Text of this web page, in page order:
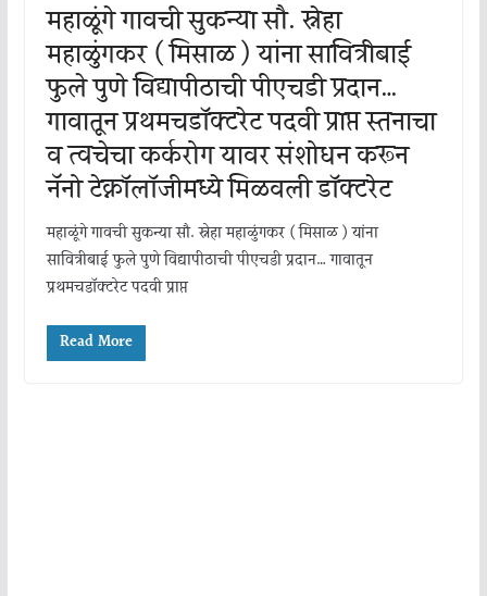
महाळूंगे गावची सुकन्या सौ. स्नेहा
महाळुंगकर ( मिसाळ ) यांना सावित्रीबाई
फुले पुणे विद्यापीठाची पीएचडी प्रदान…
गावातून प्रथमचडॉक्टरेट पदवी प्राप्त स्तनाचा
व त्वचेचा कर्करोग यावर संशोधन करून
नॅनो टेक्नॉलॉजीमध्ये मिळवली डॉक्टरेट
महाळूंगे गावची सुकन्या सौ. स्नेहा महाळुंगकर ( मिसाळ ) यांना
सावित्रीबाई फुले पुणे विद्यापीठाची पीएचडी प्रदान… गावातून
प्रथमचडॉक्टरेट पदवी प्राप्त
Read More